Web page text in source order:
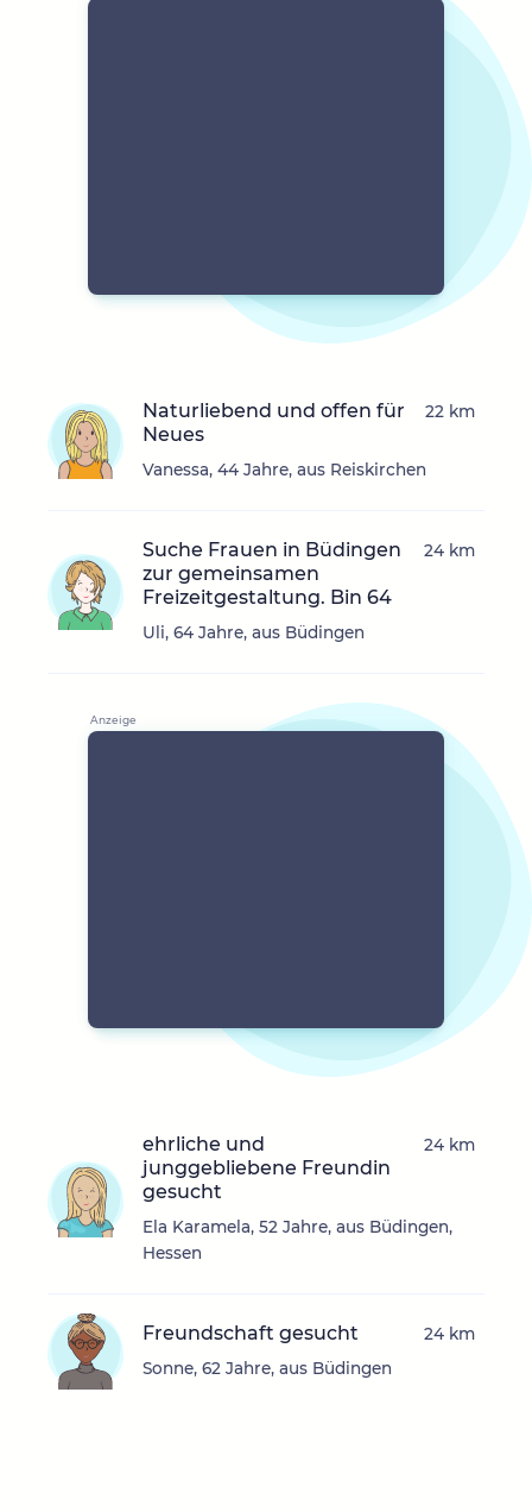
Naturliebend und offen für
Neues
Vanessa, 44 Jahre, aus Reiskirchen
22 km
Suche Frauen in Büdingen
zur gemeinsamen
Freizeitgestaltung. Bin 64
Uli, 64 Jahre, aus Büdingen
24 km
ehrliche und
junggebliebene Freundin
gesucht
Ela Karamela, 52 Jahre, aus Büdingen,
Hessen
24 km
Freundschaft gesucht
Sonne, 62 Jahre, aus Büdingen
24 km